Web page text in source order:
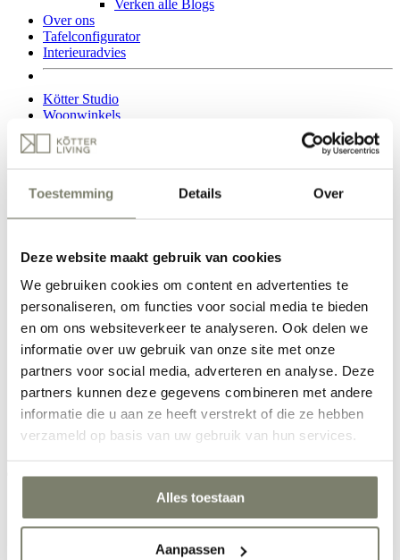
Toestemming Details Over
Deze website maakt gebruik van cookies
We gebruiken cookies om content en advertenties te
personaliseren, om functies voor social media te bieden
en om ons websiteverkeer te analyseren. Ook delen we
informatie over uw gebruik van onze site met onze
partners voor social media, adverteren en analyse. Deze
partners kunnen deze gegevens combineren met andere
informatie die u aan ze heeft verstrekt of die ze hebben
verzameld op basis van uw gebruik van hun services.
Alles toestaan
Aanpassen
Verken alle Blogs
Over ons
Tafelconfigurator
Interieuradvies
Kötter Studio
Woonwinkels
deutsch
Bekijk openingstijden
Woonwinkel Nijverdal
Een vraag? Stuur ons een appje.
Tafelconfigurator
Interieuradvies
0
Zoek een artikel
Zoeken
kasten•
Opbergkasten•
Kabinet Helsinki 120x170cm 2-drs. - zwart